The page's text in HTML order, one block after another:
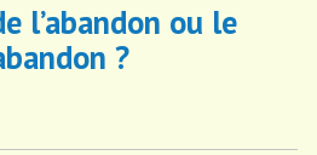
l’abandon ou le
?